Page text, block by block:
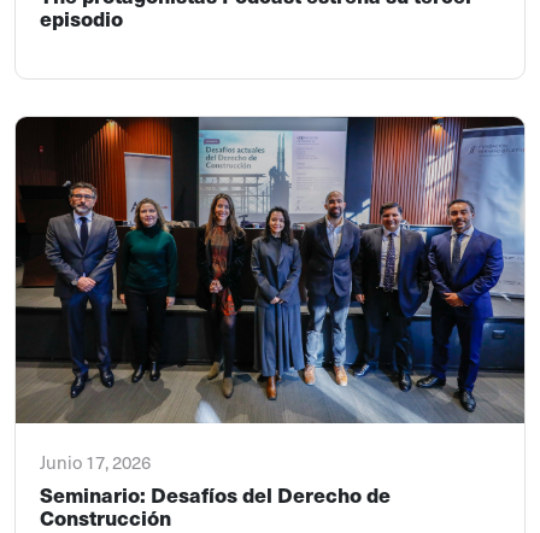
episodio
Junio 17, 2026
Seminario: Desafíos del Derecho de
Construcción